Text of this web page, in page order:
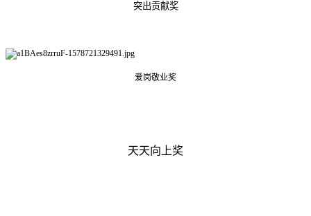
突出贡献奖
爱岗敬业奖
天天向上奖